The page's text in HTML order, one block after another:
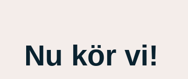
Nu kör vi!